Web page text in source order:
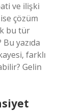
ve ilişki
çözüm
bu tür
yazıda
farklı
Gelin